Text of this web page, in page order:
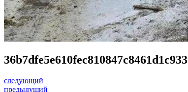
36b7dfe5e610fec810847c8461d1c933
следующий
предыдущий